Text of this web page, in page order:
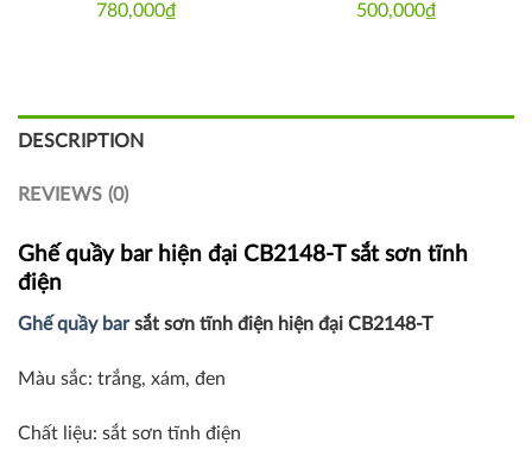
780,000₫ 500,000₫
DESCRIPTION
REVIEWS (0)
Ghế quầy bar hiện đại CB2148-T sắt sơn tĩnh
điện
Ghế quầy barsắt sơn tĩnh điện hiện đại CB2148-T
Màu sắc: trắng, xám, đen
Chất liệu: sắt sơn tĩnh điện